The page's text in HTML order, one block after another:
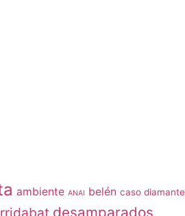
ambiente ANAI belén caso diamante
desamparados